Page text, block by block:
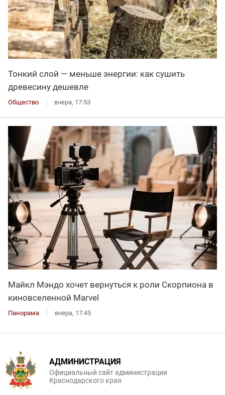
Тонкий слой — меньше энергии: как сушить
древесину дешевле
Общество вчера, 17:53
Майкл Мэндо хочет вернуться к роли Скорпиона в
киновселенной Marvel
Панорама вчера, 17:45
АДМИНИСТРАЦИЯ
Официальный сайт администрации
Краснодарского края